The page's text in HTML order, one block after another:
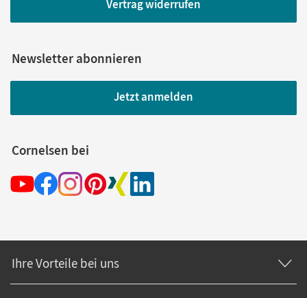
Vertrag widerrufen
Newsletter abonnieren
Jetzt anmelden
Cornelsen bei
Ihre Vorteile bei uns